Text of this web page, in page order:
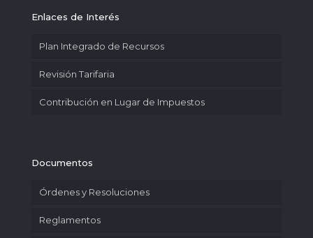
Enlaces de Interés
Plan Integrado de Recursos
Revisión Tarifaria
Contribución en Lugar de Impuestos
Documentos
Órdenes y Resoluciones
Reglamentos